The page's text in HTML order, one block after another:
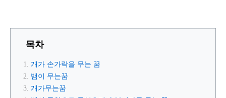
목차
개가 손가락을 무는 꿈
뱀이 무는꿈
개가무는꿈